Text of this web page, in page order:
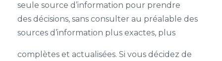
seule source d’information pour prendre
des décisions, sans consulter au préalable des
sources d’information plus exactes, plus
complètes et actualisées. Si vous décidez de